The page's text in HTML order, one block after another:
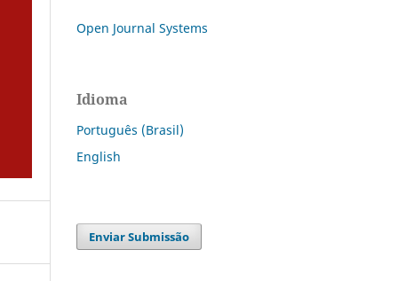
Open Journal Systems
Idioma
Português (Brasil)
English
Enviar Submissão